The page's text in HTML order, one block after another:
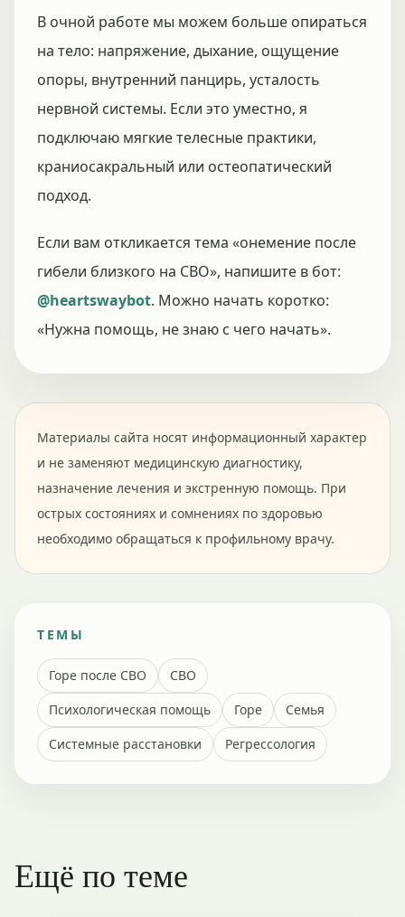
В очной работе мы можем больше опираться
на тело: напряжение, дыхание, ощущение
опоры, внутренний панцирь, усталость
нервной системы. Если это уместно, я
подключаю мягкие телесные практики,
краниосакральный или остеопатический
подход.
Если вам откликается тема «онемение после
гибели близкого на СВО», напишите в бот:
@heartswaybot. Можно начать коротко:
«Нужна помощь, не знаю с чего начать».
Материалы сайта носят информационный характер
и не заменяют медицинскую диагностику,
назначение лечения и экстренную помощь. При
острых состояниях и сомнениях по здоровью
необходимо обращаться к профильному врачу.
ТЕМЫ
Горе после СВО
СВО
Психологическая помощь
Горе
Семья
Системные расстановки
Регрессология
Ещё по теме